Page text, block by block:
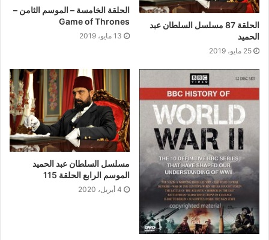
الحلقة 87 مسلسل السلطان عبد
الحميد
25 مايو، 2019
الحلقة الخامسة – الموسم الثامن –
Game of Thrones
13 مايو، 2019
مسلسل السلطان عبد الحميد
الموسم الرابع الحلقة 115
4 أبريل، 2020